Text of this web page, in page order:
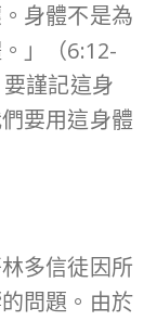
身體不是為
」（6:12-
謹記這身
要用這身體
多信徒因所
問題。由於